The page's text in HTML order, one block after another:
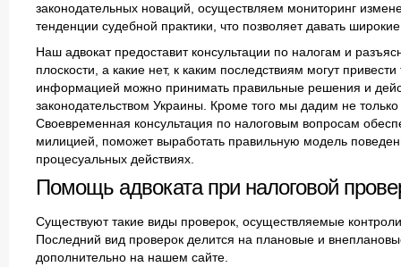
законодательных новаций, осуществляем мониторинг
тенденции судебной практики, что позволяет давать
Наш адвокат предоставит консультации по налогам и
плоскости, а какие нет, к каким последствиям могут
информацией можно принимать правильные решения и
законодательством Украины. Кроме того мы дадим не
Своевременная консультация по налоговым вопросам
милицией, поможет выработать правильную модель
процесуальных действиях.
Помощь адвоката при налоговой
Существуют такие виды проверок, осуществляемые
Последний вид проверок делится на плановые и
дополнительно на нашем сайте.